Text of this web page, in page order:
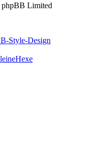
Limited
Style-Design